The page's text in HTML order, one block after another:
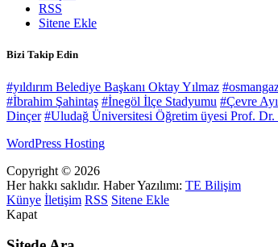
RSS
Sitene Ekle
Bizi Takip Edin
#yıldırım Belediye Başkanı Oktay Yılmaz
#İbrahim Şahintaş #İnegöl İlçe Stadyumu #Çevre Ayı
Dinçer #Uludağ Üniversitesi Öğretim üyesi Prof. Dr.
WordPress Hosting
Copyright © 2026
Her hakkı saklıdır. Haber Yazılımı: TE Bilişim
Künye İletişim RSS Sitene Ekle
Kapat